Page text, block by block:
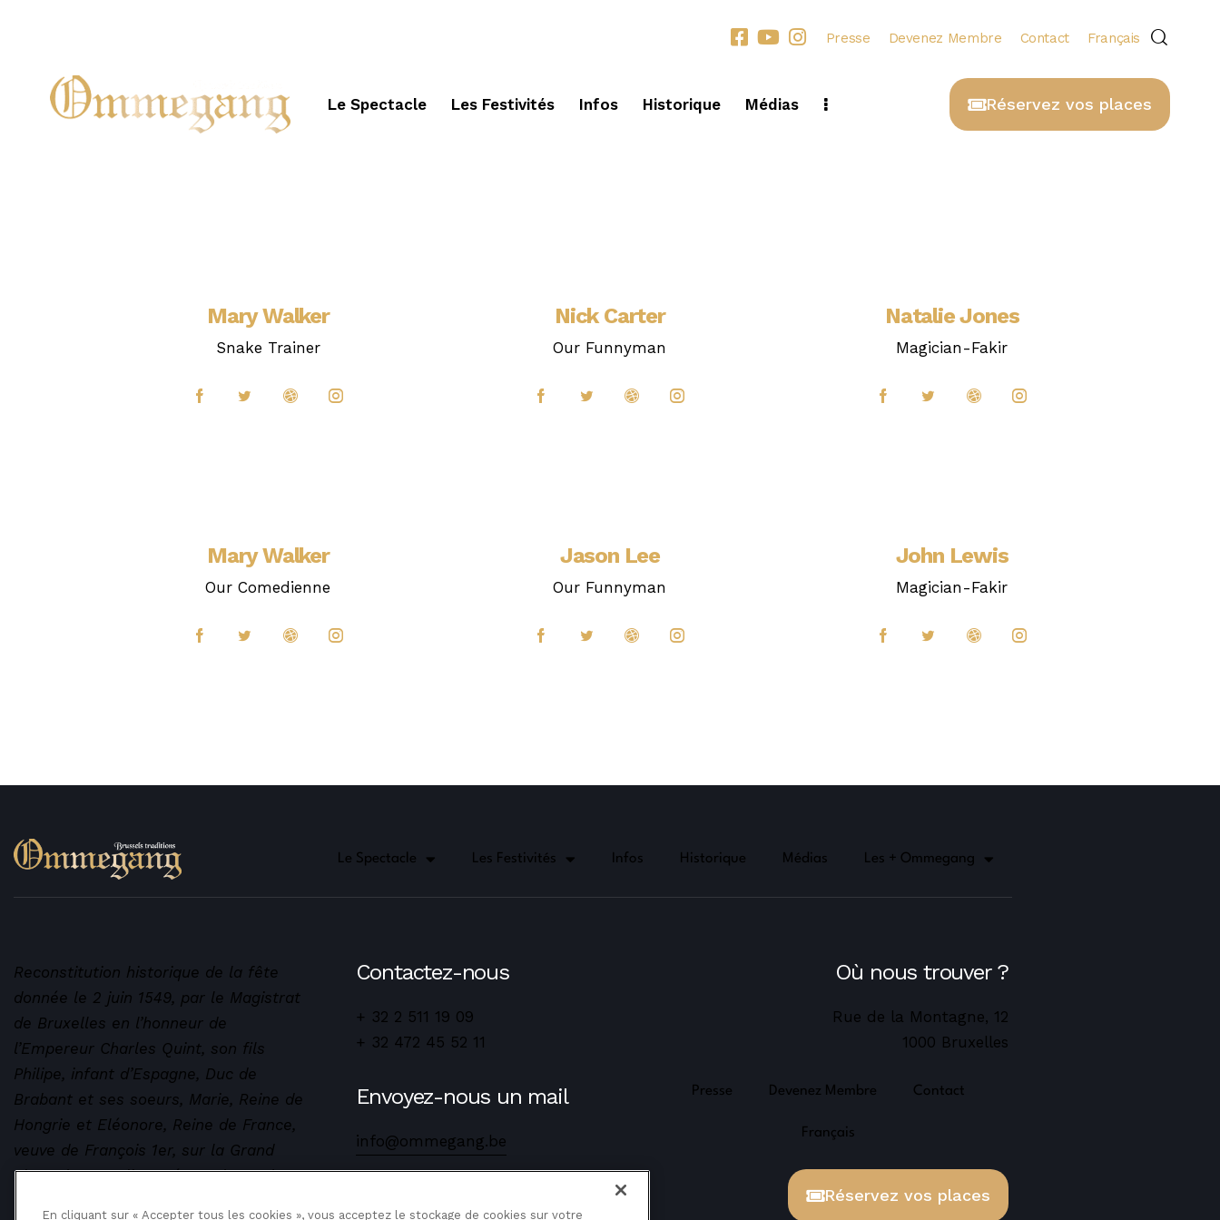
Presse Devenez Membre Contact Français
Le Spectacle Les Festivités Infos Historique Médias Réservez vos places
Mary Walker
Snake Trainer
Nick Carter
Our Funnyman
Natalie Jones
Magician-Fakir
Mary Walker
Our Comedienne
Jason Lee
Our Funnyman
John Lewis
Magician-Fakir
Le Spectacle Les Festivités Infos Historique Médias Les + Ommegang
Reconstitution historique de la fête
donnée le 2 juin 1549, par le Magistrat
de Bruxelles en l’honneur de
l’Empereur Charles Quint, son fils
Philipe, infant d’Espagne, Duc de
Brabant et ses soeurs, Marie, Reine de
Hongrie et Eléonore, Reine de France,
veuve de François 1er, sur la Grand
Place de Bruxelles. Départ du cortège
Contactez-nous
+ 32 2 511 19 09
+ 32 472 45 52 11
Envoyez-nous un mail
info@ommegang.be
Où nous trouver ?
Rue de la Montagne, 12
1000 Bruxelles
Presse Devenez Membre Contact
Français
Réservez vos places
En cliquant sur « Accepter tous les cookies », vous acceptez le stockage de cookies sur votre